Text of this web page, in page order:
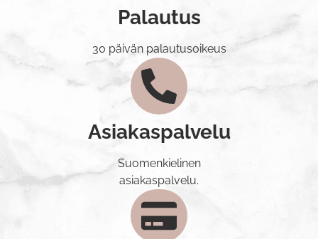
Palautus
30 päivän palautusoikeus
Asiakaspalvelu
Suomenkielinen
asiakaspalvelu.